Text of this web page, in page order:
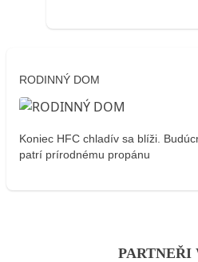
RODINNÝ DOM
Koniec HFC chladív sa blíži.
patrí prírodnému propánu
PARTNEŘI